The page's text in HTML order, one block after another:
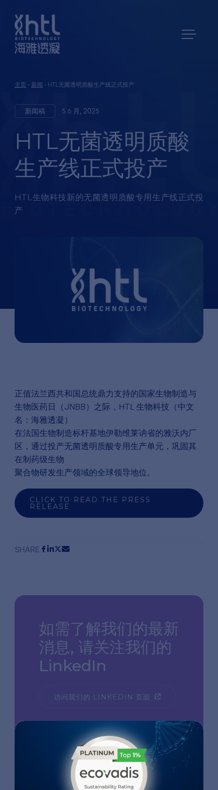
主页 - 新闻 - HTL无菌透明质酸生产线正式投产
新闻稿 5 6 月, 2025
HTL无菌透明质酸
生产线正式投产
HTL生物科技新的无菌透明质酸专用生产线正式投
产
正值法兰西共和国总统鼎力支持的国家生物制造与
生物医药日（JNBB）之际，HTL 生物科技（中文
名：海雅透凝）
在法国生物制造标杆基地伊勒维莱讷省的雅沃内厂
区，通过投产无菌透明质酸专用生产单元，巩固其
在制药级生物
聚合物研发生产领域的全球领导地位。
CLICK TO READ THE PRESS
RELEASE
SHARE
如需了解我们的最新
消息, 请关注我们的
LinkedIn
访问我们的 LINKEDIN 页面